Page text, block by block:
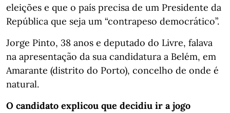
eleições e que o país precisa de um Presidente da
República que seja um “contrapeso democrático”.
Jorge Pinto, 38 anos e deputado do Livre, falava
na apresentação da sua candidatura a Belém, em
Amarante (distrito do Porto), concelho de onde é
natural.
O candidato explicou que decidiu ir a jogo